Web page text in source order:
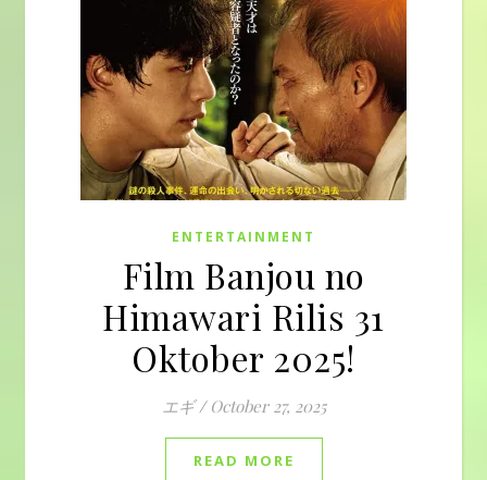
ENTERTAINMENT
Film Banjou no
Himawari Rilis 31
Oktober 2025!
エギ / October 27, 2025
READ MORE